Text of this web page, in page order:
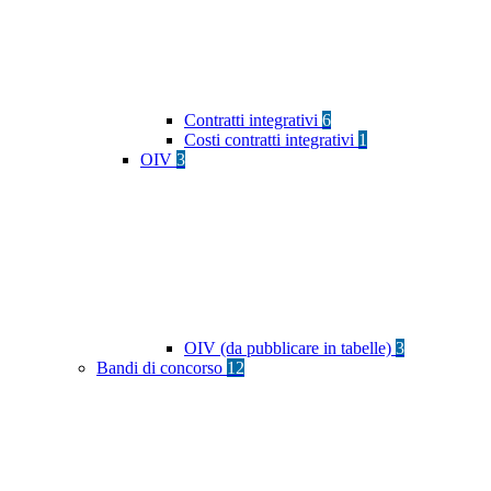
Contratti integrativi 6
Costi contratti integrativi 1
OIV 3
OIV (da pubblicare in tabelle) 3
Bandi di concorso 12